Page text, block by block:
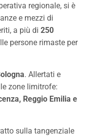
regionale, si è
e mezzi di
a più di 250
persone rimaste per
. Allertati e
zone limitrofe:
Reggio Emilia e
sulla tangenziale